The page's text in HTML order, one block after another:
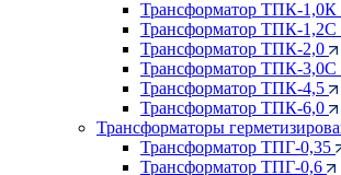
Трансформатор ТПК-1,0К
Трансформатор ТПК-1,2С
Трансформатор ТПК-2,0
Трансформатор ТПК-3,0С
Трансформатор ТПК-4,5
Трансформатор ТПК-6,0
Трансформаторы
Трансформатор ТПГ-0,35
Трансформатор ТПГ-0,6